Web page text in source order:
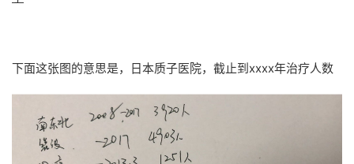
下面这张图的意思是，日本质子医院，截止到xxxx年治疗人数